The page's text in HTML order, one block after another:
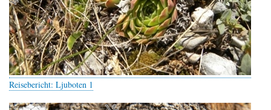
Reisebericht: Ljuboten 1